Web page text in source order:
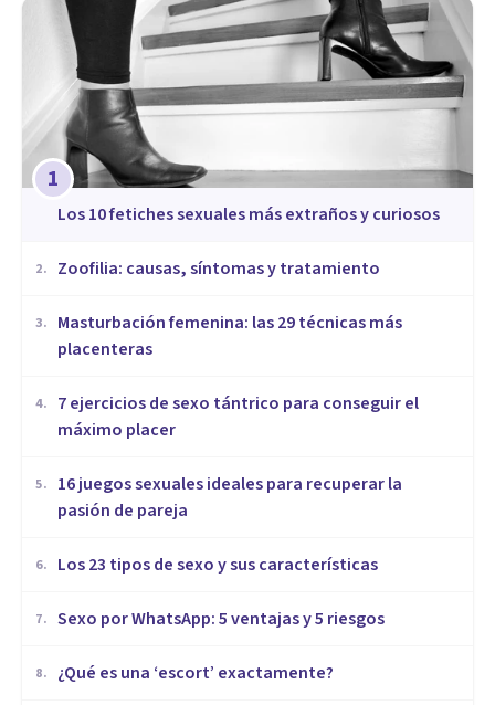
1
​Los 10 fetiches sexuales más extraños y curiosos
2. Zoofilia: causas, síntomas y tratamiento
3.
Masturbación femenina: las 29 técnicas más
placenteras
4.
7 ejercicios de sexo tántrico para conseguir el
máximo placer
5.
16 juegos sexuales ideales para recuperar la
pasión de pareja
6. Los 23 tipos de sexo y sus características
7. Sexo por WhatsApp: 5 ventajas y 5 riesgos
8. ¿Qué es una ‘escort’ exactamente?